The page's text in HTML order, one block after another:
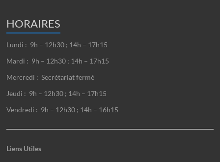
HORAIRES
Lundi : 9h – 12h30 ; 14h – 17h15
Mardi : 9h – 12h30 ; 14h – 17h15
Mercredi : Secrétariat fermé
Jeudi : 9h – 12h30 ; 14h – 17h15
Vendredi : 9h – 12h30 ; 14h – 16h15
Liens Utiles